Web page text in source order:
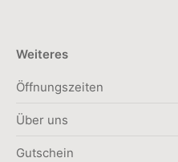
Weiteres
Öffnungszeiten
Über uns
Gutschein